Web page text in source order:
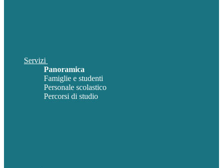
Servizi
Panoramica
Famiglie e studenti
Personale scolastico
Percorsi di studio